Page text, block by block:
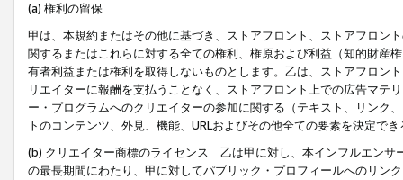
(a) 権利の留保
甲は、本規約またはその他に基づき、ストアフロント、ストアフロン
関するまたはこれらに対する全ての権利、権原および利益（知的財産
有者利益または権利を取得しないものとします。乙は、ストアフロン
リエイターに報酬を支払うことなく、ストアフロント上での広告マテ
ー・プログラムへのクリエイターの参加に関する（テキスト、リンク
トのコンテンツ、外見、機能、URLおよびその他全ての要素を決定で
(b) クリエイター商標のライセンス 乙は甲に対し、本インフルエンサ
の最長期間にわたり、甲に対してパブリック・プロフィールへのリン